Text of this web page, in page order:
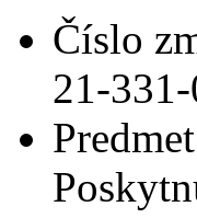
Číslo
21-